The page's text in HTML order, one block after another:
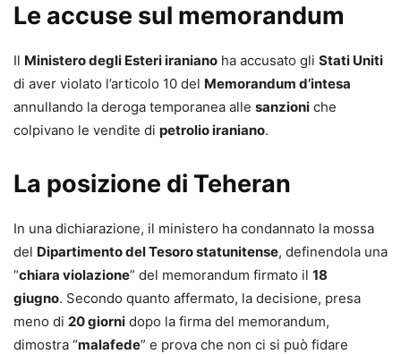
Le accuse sul memorandum
Il Ministero degli Esteri iraniano ha accusato gli Stati Uniti
di aver violato l’articolo 10 del Memorandum d’intesa
annullando la deroga temporanea alle sanzioni che
colpivano le vendite di petrolio iraniano.
La posizione di Teheran
In una dichiarazione, il ministero ha condannato la mossa
del Dipartimento del Tesoro statunitense, definendola una
“chiara violazione” del memorandum firmato il 18
giugno. Secondo quanto affermato, la decisione, presa
meno di 20 giorni dopo la firma del memorandum,
dimostra “malafede” e prova che non ci si può fidare